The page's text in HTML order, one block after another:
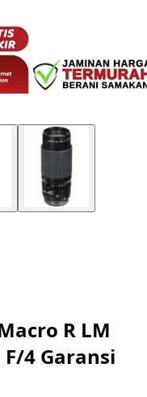
R LM
F/4 Garansi